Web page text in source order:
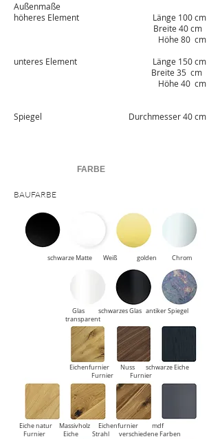
Außenmaße
höheres Element
unteres Element
Spiegel
Länge 100 cm
Breite 40 cm
Höhe 80 cm
Länge 150 cm
Breite 35 cm
Höhe 40 cm
Durchmesser 40 cm
FARBE
BAUFARBE
schwarze Matte Weiß golden Chrom
Glas schwarzes Glas antiker Spiegel
transparent
Eichenfurnier Nuss
schwarze Eiche
Furnier
Furnier
Eiche natur Massivholz Eichenfurnier
mdf
Furnier
Eiche Strahl verschiedene Farben